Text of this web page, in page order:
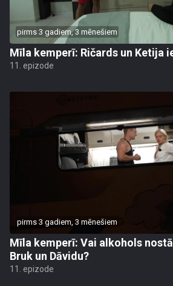
pirms 3 gadiem, 3 mēnešiem
Mīla kemperī: Ričards un Ketija
11. epizode
pirms 3 gadiem, 3 mēnešiem
Mīla kemperī: Vai alkohols
Bruk un Dāvidu?
11. epizode